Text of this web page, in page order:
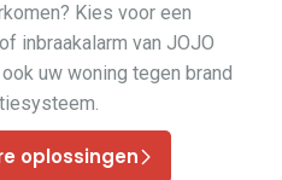
Kies voor een
inbraakalarm van JOJO
uw woning tegen brand
oplossingen